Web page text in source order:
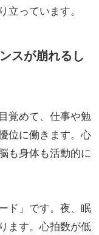
っています。
スが崩れるし
覚めて、仕事や勉
位に働きます。心
も身体も活動的に
ド」です。夜、眠
ます。心拍数が低